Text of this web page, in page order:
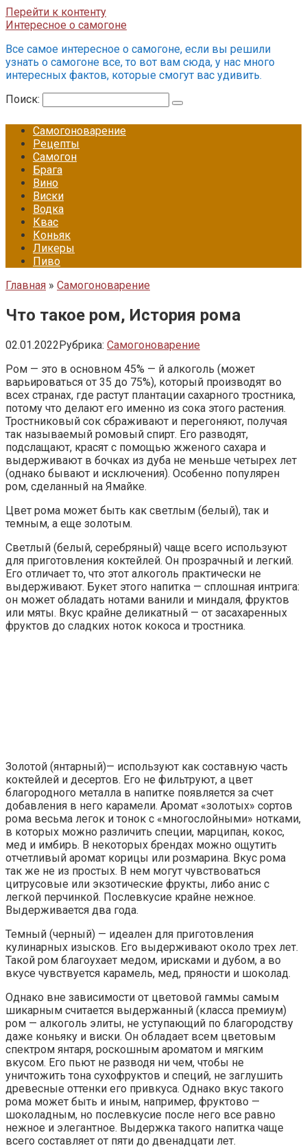
Перейти к контенту
Интересное о самогоне
Все самое интересное о самогоне, если вы решили
узнать о самогоне все, то вот вам сюда, у нас много
интересных фактов, которые смогут вас удивить.
Поиск:
Самогоноварение
Рецепты
Самогон
Брага
Вино
Виски
Водка
Квас
Коньяк
Ликеры
Пиво
Главная » Самогоноварение
Что такое ром, История рома
02.01.2022Рубрика: Самогоноварение
Ром — это в основном 45% — й алкоголь (может
варьироваться от 35 до 75%), который производят во
всех странах, где растут плантации сахарного тростника,
потому что делают его именно из сока этого растения.
Тростниковый сок сбраживают и перегоняют, получая
так называемый ромовый спирт. Его разводят,
подслащают, красят с помощью жженого сахара и
выдерживают в бочках из дуба не меньше четырех лет
(однако бывают и исключения). Особенно популярен
ром, сделанный на Ямайке.
Цвет рома может быть как светлым (белый), так и
темным, а еще золотым.
Светлый (белый, серебряный) чаще всего используют
для приготовления коктейлей. Он прозрачный и легкий.
Его отличает то, что этот алкоголь практически не
выдерживают. Букет этого напитка — сплошная интрига:
он может обладать нотами ванили и миндаля, фруктов
или мяты. Вкус крайне деликатный — от засахаренных
фруктов до сладких ноток кокоса и тростника.
Золотой (янтарный)— используют как составную часть
коктейлей и десертов. Его не фильтруют, а цвет
благородного металла в напитке появляется за счет
добавления в него карамели. Аромат «золотых» сортов
рома весьма легок и тонок с «многослойными» нотками,
в которых можно различить специи, марципан, кокос,
мед и имбирь. В некоторых брендах можно ощутить
отчетливый аромат корицы или розмарина. Вкус рома
так же не из простых. В нем могут чувствоваться
цитрусовые или экзотические фрукты, либо анис с
легкой перчинкой. Послевкусие крайне нежное.
Выдерживается два года.
Темный (черный) — идеален для приготовления
кулинарных изысков. Его выдерживают около трех лет.
Такой ром благоухает медом, ирисками и дубом, а во
вкусе чувствуется карамель, мед, пряности и шоколад.
Однако вне зависимости от цветовой гаммы самым
шикарным считается выдержанный (класса премиум)
ром — алкоголь элиты, не уступающий по благородству
даже коньяку и виски. Он обладает всем цветовым
спектром янтаря, роскошным ароматом и мягким
вкусом. Его пьют не разводя ни чем, чтобы не
уничтожить тона сухофруктов и специй, не заглушить
древесные оттенки его привкуса. Однако вкус такого
рома может быть и иным, например, фруктово —
шоколадным, но послевкусие после него все равно
нежное и элегантное. Выдержка такого напитка чаще
всего составляет от пяти до двенадцати лет.